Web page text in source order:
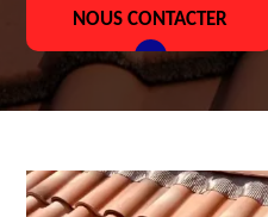
NOUS CONTACTER